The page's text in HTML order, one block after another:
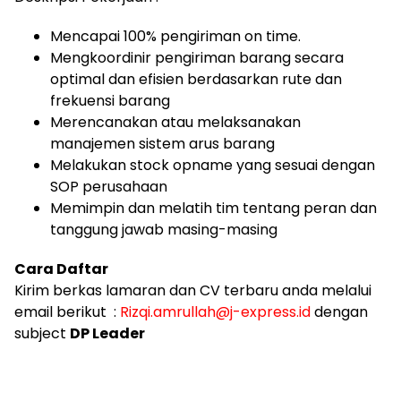
Mencapai 100% pengiriman on time.
Mengkoordinir pengiriman barang secara
optimal dan efisien berdasarkan rute dan
frekuensi barang
Merencanakan atau melaksanakan
manajemen sistem arus barang
Melakukan stock opname yang sesuai dengan
SOP perusahaan
Memimpin dan melatih tim tentang peran dan
tanggung jawab masing-masing
Cara Daftar
Kirim berkas lamaran dan CV terbaru anda melalui
email berikut : Rizqi.amrullah@j-express.iddengan
subject DP Leader